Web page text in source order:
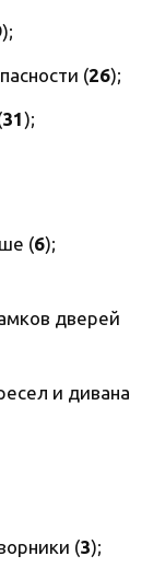
);
(26);
31);
(6);
дверей
и дивана
(3);